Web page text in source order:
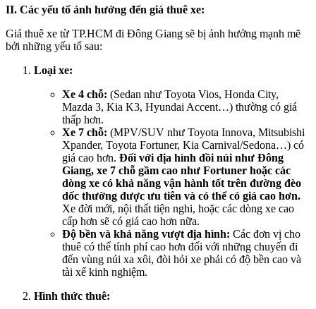
II. Các yếu tố ảnh hưởng đến giá thuê xe:
Giá thuê xe từ TP.HCM đi Đông Giang sẽ bị ảnh hưởng mạnh mẽ
bởi những yếu tố sau:
Loại xe:
Xe 4 chỗ: (Sedan như Toyota Vios, Honda City,
Mazda 3, Kia K3, Hyundai Accent…) thường có giá
thấp hơn.
Xe 7 chỗ: (MPV/SUV như Toyota Innova, Mitsubishi
Xpander, Toyota Fortuner, Kia Carnival/Sedona…) có
giá cao hơn. Đối với địa hình đồi núi như Đông
Giang, xe 7 chỗ gầm cao như Fortuner hoặc các
dòng xe có khả năng vận hành tốt trên đường đèo
dốc thường được ưu tiên và có thể có giá cao hơn.
Xe đời mới, nội thất tiện nghi, hoặc các dòng xe cao
cấp hơn sẽ có giá cao hơn nữa.
Độ bền và khả năng vượt địa hình: Các đơn vị cho
thuê có thể tính phí cao hơn đối với những chuyến đi
đến vùng núi xa xôi, đòi hỏi xe phải có độ bền cao và
tài xế kinh nghiệm.
Hình thức thuê: